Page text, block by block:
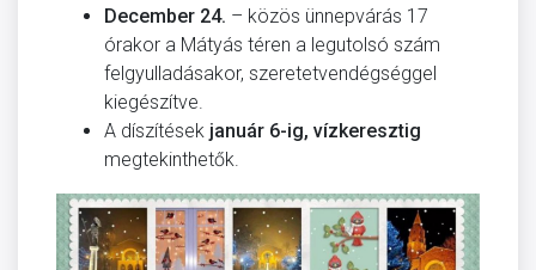
December 24. – közös ünnepvárás 17
órakor a Mátyás téren a legutolsó szám
felgyulladásakor, szeretetvendégséggel
kiegészítve.
A díszítések január 6-ig, vízkeresztig
megtekinthetők.